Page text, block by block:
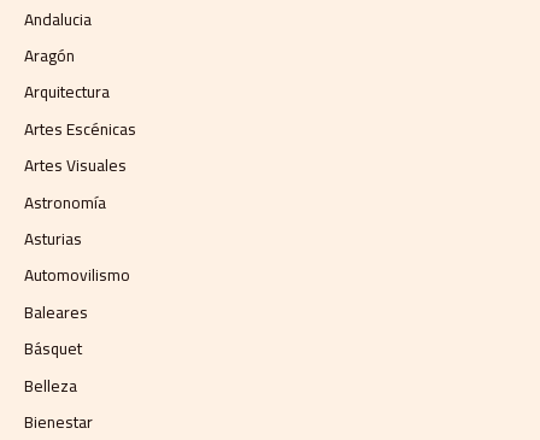
Andalucia
Aragón
Arquitectura
Artes Escénicas
Artes Visuales
Astronomía
Asturias
Automovilismo
Baleares
Básquet
Belleza
Bienestar